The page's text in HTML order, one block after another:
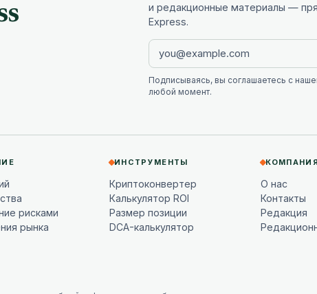
и редакционные материалы —
Express.
Подписываясь, вы соглашаетесь с
любой момент.
рисками
рынка
ИНСТРУМЕНТЫ
Криптоконвертер
Калькулятор ROI
Размер позиции
DCA-калькулятор
КОМПАНИЯ
О нас
Контакты
Редакция